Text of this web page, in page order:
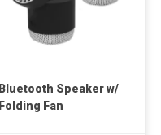
Bluetooth Speaker w/
Folding Fan